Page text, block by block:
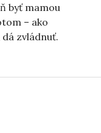
byť mamou
– ako
dá zvládnuť.